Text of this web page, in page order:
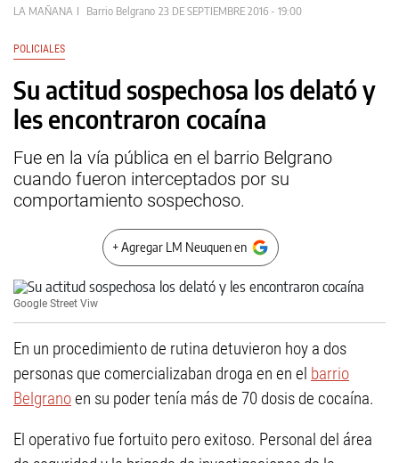
LA MAÑANA Barrio Belgrano 23 DE SEPTIEMBRE 2016 - 19:00
POLICIALES
Su actitud sospechosa los delató y
les encontraron cocaína
Fue en la vía pública en el barrio Belgrano
cuando fueron interceptados por su
comportamiento sospechoso.
+ Agregar LM Neuquen en
Google Street Viw
En un procedimiento de rutina detuvieron hoy a dos
personas que comercializaban droga en en el barrio
Belgranoen su poder tenía más de 70 dosis de cocaína.
El operativo fue fortuito pero exitoso. Personal del área